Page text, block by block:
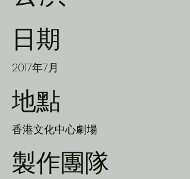
日期
2017年7月
地點
香港文化中心劇場
製作團隊